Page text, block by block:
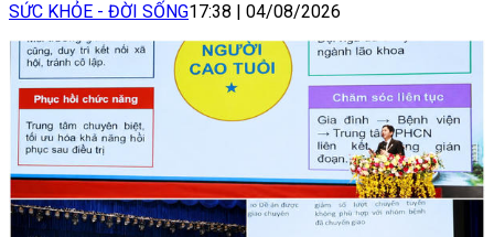
SỨC KHỎE - ĐỜI SỐNG17:38 | 04/08/2026